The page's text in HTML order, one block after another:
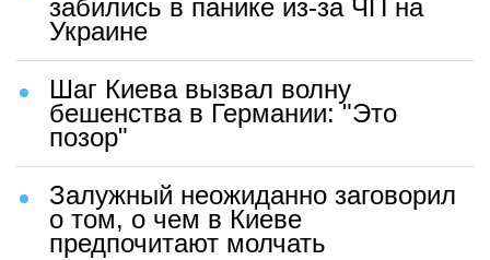
забились в панике из-за ЧП на
Украине
Шаг Киева вызвал волну
бешенства в Германии: "Это
позор"
Залужный неожиданно заговорил
о том, о чем в Киеве
предпочитают молчать